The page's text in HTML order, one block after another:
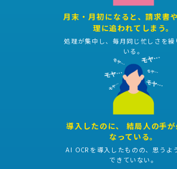
月末・月初になると、請求書
理に追われてしまう。
処理が集中し、毎月同じ忙しさを繰
いる。
導入したのに、 結局人の手
なっている。
AI OCRを導入したものの、思うよ
できていない。